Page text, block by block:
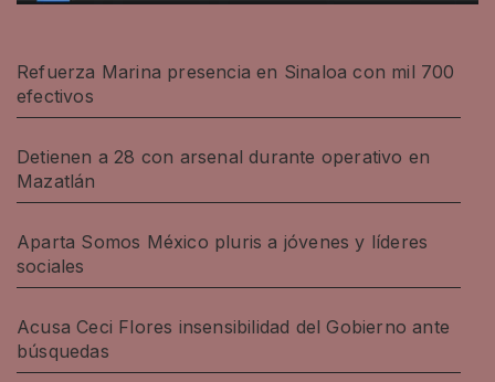
Refuerza Marina presencia en Sinaloa con mil 700
efectivos
Detienen a 28 con arsenal durante operativo en
Mazatlán
Aparta Somos México pluris a jóvenes y líderes
sociales
Acusa Ceci Flores insensibilidad del Gobierno ante
búsquedas